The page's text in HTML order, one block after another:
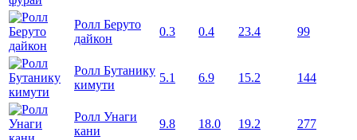
Ролл Беруто
дайкон
0.3 0.4 23.4 99
Ролл Бутанику
кимути
5.1 6.9 15.2 144
Ролл Унаги
кани
9.8 18.0 19.2 277